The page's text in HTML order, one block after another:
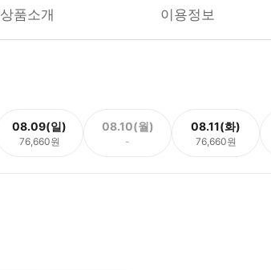
상품소개 이용정보
08.09(일)
76,660원
08.10(월)
-
08.11(화)
76,660원